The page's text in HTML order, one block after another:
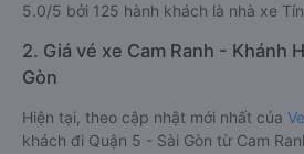
5.0/5 bởi 125 hành khách là nhà xe
2. Giá vé xe Cam Ranh - Khánh
Gòn
Hiện tại, theo cập nhật mới nhất của
khách đi Quận 5 - Sài Gòn từ Cam